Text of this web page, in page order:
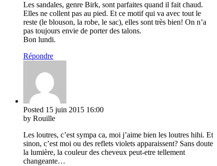
Les sandales, genre Birk, sont parfaites quand il fait chaud.
Elles ne collent pas au pied. Et ce motif qui va avec tout le
reste (le blouson, la robe, le sac), elles sont très bien! On n’a
pas toujours envie de porter des talons.
Bon lundi.
Répondre
Posted 15 juin 2015 16:00
by Rouille
Les loutres, c’est sympa ca, moi j’aime bien les loutres hihi. Et
sinon, c’est moi ou des reflets violets apparaissent? Sans doute
la lumière, la couleur des cheveux peut-etre tellement
changeante…